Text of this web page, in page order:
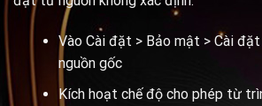
Vào Cài đặt > Bảo mật > Cài
nguồn gốc
Kích hoạt chế độ cho phép từ